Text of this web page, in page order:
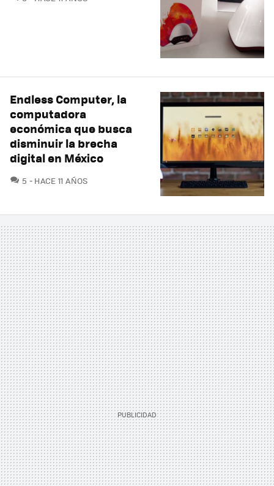
Endless Computer, la
computadora
económica que busca
disminuir la brecha
digital en México
5 COMENTARIOS
HACE 11 AÑOS